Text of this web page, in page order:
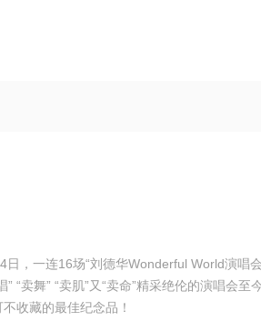
日，一连16场“刘德华Wonderful World演
“卖舞” “卖肌”又“卖命”精采绝伦的演唱
收藏的最佳纪念品！